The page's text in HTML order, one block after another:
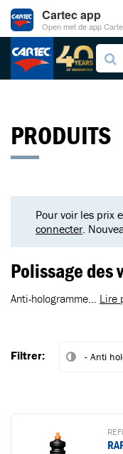
PRODUITS
Pour voir les prix
connecter.
Polissage des
Anti-hologramme... Lire
Filtrer:
Cartec app
Open met de app